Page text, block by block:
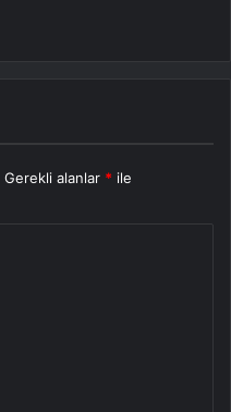
Gerekli alanlar * ile